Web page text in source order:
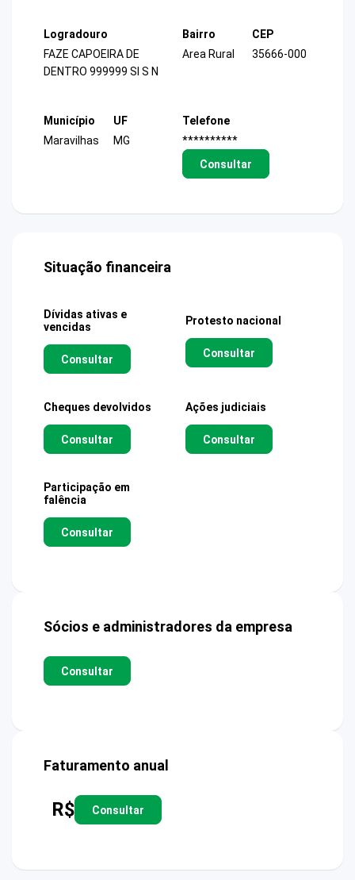
Logradouro
FAZE CAPOEIRA DE
DENTRO 999999 SI S N
Bairro
Area Rural
CEP
35666-000
Município
Maravilhas
UF
MG
Telefone
**********
Consultar
Situação financeira
Dívidas ativas e
vencidas
Consultar
Protesto nacional
Consultar
Cheques devolvidos
Consultar
Ações judiciais
Consultar
Participação em
falência
Consultar
Sócios e administradores da empresa
Consultar
Faturamento anual
R$ Consultar